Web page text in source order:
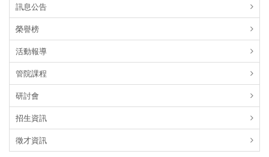
訊息公告
榮譽榜
活動報導
管院課程
研討會
招生資訊
徵才資訊